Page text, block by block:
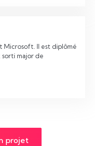
major de
projet